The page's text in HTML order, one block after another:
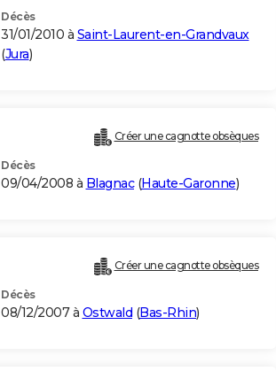
Décès
31/01/2010 à Saint-Laurent-en-Grandvaux
(Jura)
Créer une cagnotte obsèques
Décès
09/04/2008 à Blagnac(Haute-Garonne)
Créer une cagnotte obsèques
Décès
08/12/2007 à Ostwald (Bas-Rhin)